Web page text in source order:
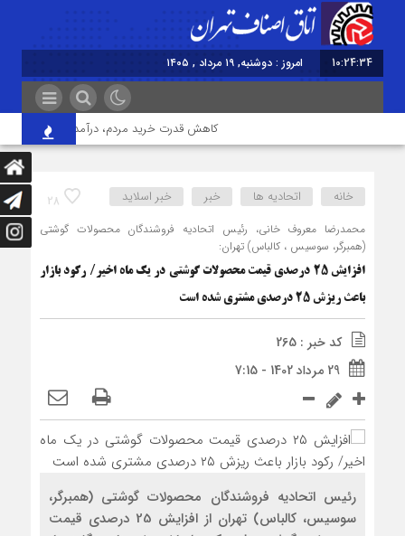
10:24:35 امروز : دوشنبه, ۱۹ مرداد , ۱۴۰۵
کاهش قدرت خرید مردم، درآمد واحدهای صنفی
28 خانه اتحادیه ها خبر خبر اسلايد
محمدرضا معروف خانی، رئیس اتحادیه فروشندگان محصولات گوشتی
(همبرگر، سوسیس ، کالباس) تهران:
افزایش ۲۵ درصدی قیمت محصولات گوشتی در یک ماه اخیر/ رکود بازار
باعث ریزش ۲۵ درصدی مشتری شده است
کد خبر : 265
29 مرداد 1402 - 7:15
رئیس اتحادیه فروشندگان محصولات گوشتی (همبرگر،
سوسیس، کالباس) تهران از افزایش 25 درصدی قیمت